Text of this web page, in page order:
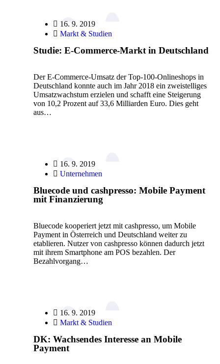
16. 9. 2019
Markt & Studien
Studie: E-Commerce-Markt in Deutschland
Der E-Commerce-Umsatz der Top-100-Onlineshops in
Deutschland konnte auch im Jahr 2018 ein zweistelliges
Umsatzwachstum erzielen und schafft eine Steigerung
von 10,2 Prozent auf 33,6 Milliarden Euro. Dies geht
aus…
16. 9. 2019
Unternehmen
Bluecode und cashpresso: Mobile Payment
mit Finanzierung
Bluecode kooperiert jetzt mit cashpresso, um Mobile
Payment in Österreich und Deutschland weiter zu
etablieren. Nutzer von cashpresso können dadurch jetzt
mit ihrem Smartphone am POS bezahlen. Der
Bezahlvorgang…
16. 9. 2019
Markt & Studien
DK: Wachsendes Interesse an Mobile
Payment